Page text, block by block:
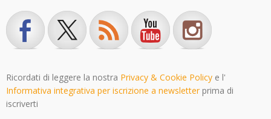
Ricordati di leggere la nostra Privacy & Cookie Policy e l'
Informativa integrativa per iscrizione a newsletterprima di
iscriverti